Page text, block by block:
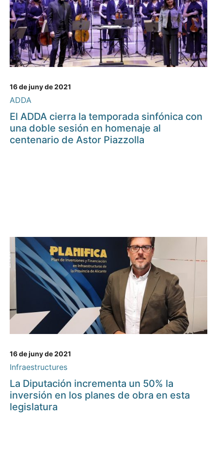
16 de juny de 2021
ADDA
El ADDA cierra la temporada sinfónica con
una doble sesión en homenaje al
centenario de Astor Piazzolla
16 de juny de 2021
Infraestructures
La Diputación incrementa un 50% la
inversión en los planes de obra en esta
legislatura